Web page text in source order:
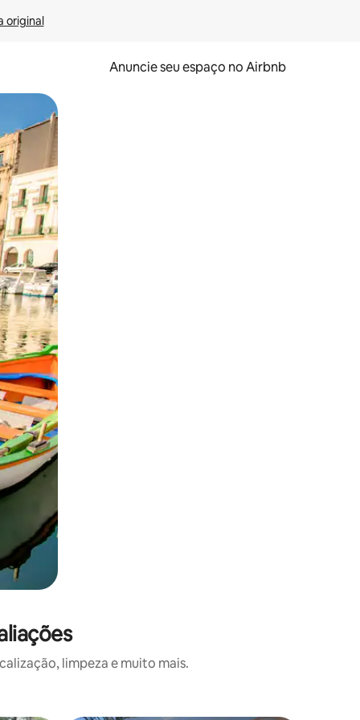
original
Anuncie seu espaço no Airbnb
o dedo na tela.
limpeza e muito mais.